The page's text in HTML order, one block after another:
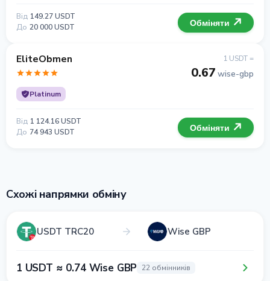
Від 149.27 USDT
До 20 000 USDT Обміняти
EliteObmen
Platinum
1 USDT =
0.67 wise-gbp
Від 1 124.16 USDT
До 74 943 USDT Обміняти
Схожі напрямки обміну
USDT TRC20 Wise GBP
1 USDT ≈ 0.74 Wise GBP 22 обмінників